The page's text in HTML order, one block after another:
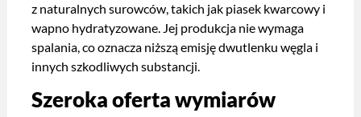
z naturalnych surowców, takich jak piasek kwarcowy i
wapno hydratyzowane. Jej produkcja nie wymaga
spalania, co oznacza niższą emisję dwutlenku węgla i
innych szkodliwych substancji.
Szeroka oferta wymiarów